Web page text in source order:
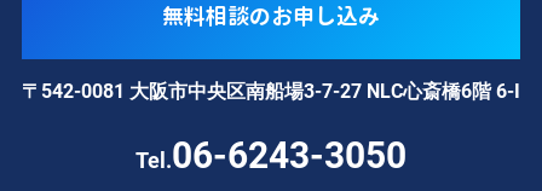
無料相談のお申し込み
〒542-0081 大阪市中央区南船場3-7-27 NLC心斎橋6階 6-I
Tel.06-6243-3050